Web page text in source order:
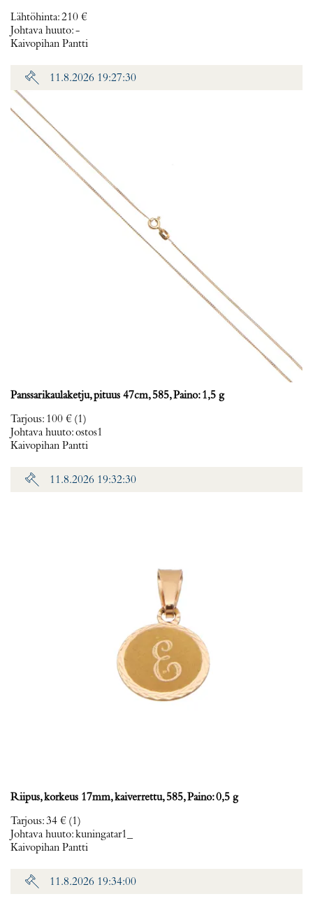
Lähtöhinta:210 €
Johtava huuto:-
Kaivopihan Pantti
11.8.2026 19:27:30
Panssarikaulaketju, pituus 47cm, 585, Paino: 1,5 g
Tarjous: 100 € (1)
Johtava huuto:ostos1
Kaivopihan Pantti
11.8.2026 19:32:30
Riipus, korkeus 17mm, kaiverrettu, 585, Paino: 0,5 g
Tarjous:34 € (1)
Johtava huuto:kuningatar1_
Kaivopihan Pantti
11.8.2026 19:34:00